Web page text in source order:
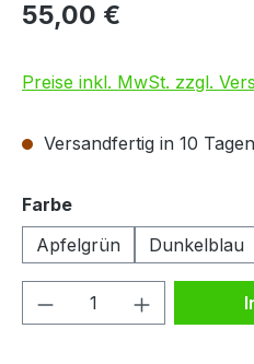
55,00 €
Preise inkl. MwSt. zzgl.
Versandfertig in 10
Farbeauswählen
Apfelgrün
Dunkelblau
Produkt Anzahl: